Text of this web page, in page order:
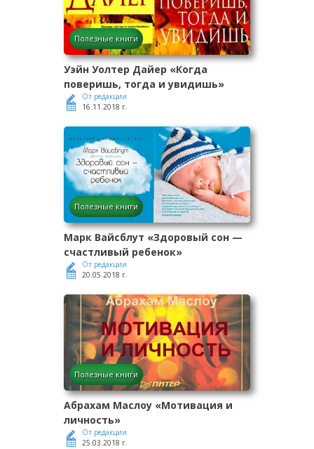
Полезные книги
Уэйн Уолтер Дайер «Когда
поверишь, тогда и увидишь»
От редакции
16.11.2018 г.
Полезные книги
Марк Вайсблут «Здоровый сон —
счастливый ребенок»
От редакции
20.05.2018 г.
Полезные книги
Абрахам Маслоу «Мотивация и
личность»
От редакции
25.03.2018 г.